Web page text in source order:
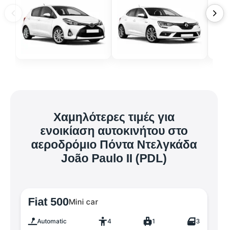
Χαμηλότερες τιμές για
ενοικίαση αυτοκινήτου στο
αεροδρόμιο Πόντα Ντελγκάδα
João Paulo II (PDL)
Fiat 500Mini car
Automatic 4 1 3